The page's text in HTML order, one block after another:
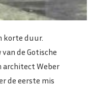
korte duur.
de Gotische
architect Weber
de eerste mis